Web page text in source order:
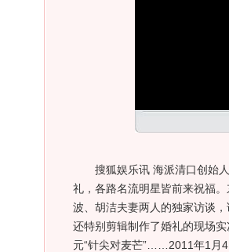
搜狐娱乐讯 海派清口创始人
礼，各路名流明星皆前来祝福
波、胡洁夫妻两人的独家访谈
还特别剪辑制作了婚礼的现场
元“针尖对麦芒”……2011年1月4